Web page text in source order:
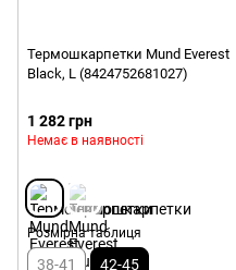
Термошкарпетки Mund Everest
Black, L (8424752681027)
1 282 грн
Немає в наявності
Розмірна таблиця
38-41 42-45